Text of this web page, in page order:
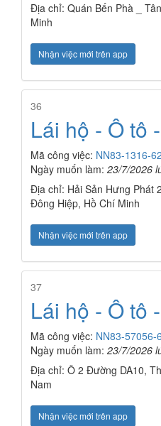
Địa chỉ: Quán Bến Phà _
Minh
Nhận việc mới trên app
36
Lái hộ - Ô tô
Mã công việc: NN83-1316-
Ngày muốn làm: 23/7/2026
Địa chỉ: Hải Sản Hưng Phát
Đông Hiệp, Hồ Chí Minh
Nhận việc mới trên app
37
Lái hộ - Ô tô
Mã công việc: NN83-57056-
Ngày muốn làm: 23/7/2026
Địa chỉ: Ô 2 Đường DA10,
Nam
Nhận việc mới trên app